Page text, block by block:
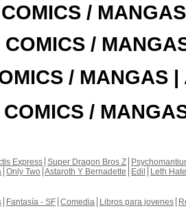
/
COMICS /
/ MANGAS |
COMICS /
Express Super Dragon Bros Z
Only Two Astaroth Y Bernadette Edil
Leth Hate
Fantasía - SF Comedia Libros para jovenes